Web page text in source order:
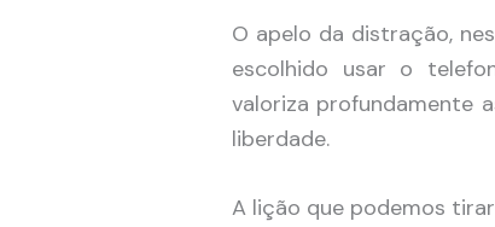
O apelo da distração,
escolhido usar o
valoriza profundamente
liberdade.
A lição que podemos